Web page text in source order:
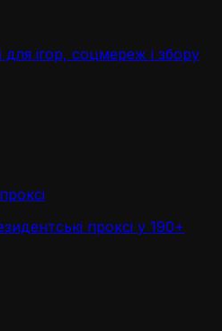
для ігор, соцмереж і збору
проксі у 190+